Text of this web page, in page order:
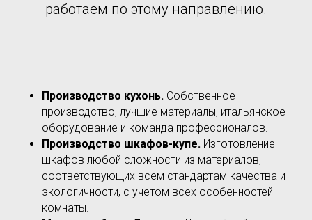
работаем по этому направлению.
Производство кухонь. Собственное
производство, лучшие материалы, итальянское
оборудование и команда профессионалов.
Производство шкафов-купе. Изготовление
шкафов любой сложности из материалов,
соответствующих всем стандартам качества и
экологичности, с учетом всех особенностей
комнаты.